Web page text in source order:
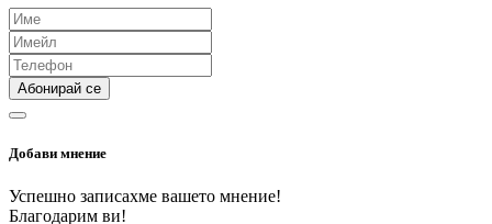
Абонирай се
Добави мнение
Успешно записахме вашето мнение!
Благодарим ви!